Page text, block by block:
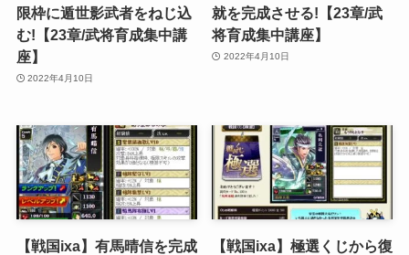
限枠に遁世影武者をねじ込
む!【23章/武将育成集中講
座】
2022年4月10日
就を完成させる!【23章/武
将育成集中講座】
2022年4月10日
【戦国ixa】有馬晴信を完成
【戦国ixa】極選くじから復